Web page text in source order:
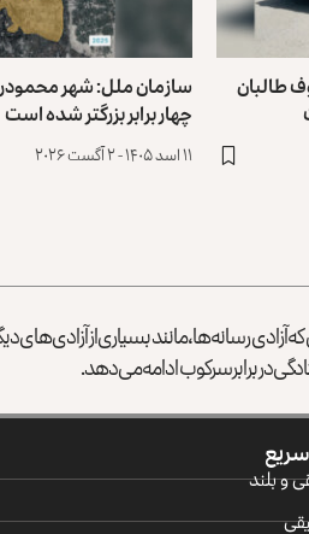
طالبان سازمان ملل: شهر
چهار برابر بزرگتر شده است
۱۱ اسد ۱۴۰۵ - ۲ آگست ۲۰۲۶
آزادی رسانه‌ها، مانند بسیاری از
در برابر سرکوب ادامه می‌دهد.
و بلند